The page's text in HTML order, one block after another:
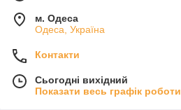
м. Одеса
Одеса, Україна
Контакти
Сьогодні вихідний
Показати весь графік роботи